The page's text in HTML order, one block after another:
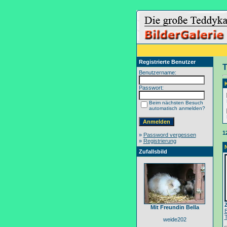
Registrierte Benutzer
Benutzername:
Passwort:
Beim nächsten Besuch
automatisch anmelden?
» Password vergessen
» Registrierung
Zufallsbild
Mit Freundin Bella
weide202